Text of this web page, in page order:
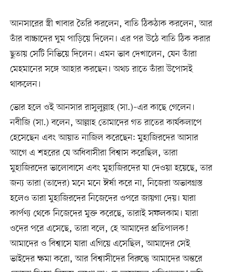
আনসারের স্ত্রী খাবার তৈরি করলেন, বাতি ঠিকঠাক করলেন, আর
তাঁর বাচ্চাদের ঘুম পাড়িয়ে দিলেন। এর পর উঠে বাতি ঠিক করার
ছুতায় সেটি নিভিয়ে দিলেন। এমন ভাব দেখালেন, যেন তাঁরা
মেহমানের সঙ্গে আহার করছেন। অথচ রাতে তাঁরা উপোসই
থাকলেন।
ভোর হলে ওই আনসার রাসুলুল্লাহ (সা.)–এর কাছে গেলেন।
নবীজি (সা.) বলেন, আল্লাহ তোমাদের গত রাতের কার্যকলাপে
হেসেছেন এবং আয়াত নাজিল করেছেন: মুহাজিরদের আসার
আগে এ শহরের যে অধিবাসীরা বিশ্বাস করেছিল, তারা
মুহাজিরদের ভালোবাসে এবং মুহাজিরদের যা দেওয়া হয়েছে, তার
জন্য তারা (তাদের) মনে মনে ঈর্ষা করে না, নিজেরা অভাবগ্রস্ত
হলেও তারা মুহাজিরদের নিজেদের ওপরে জায়গা দেয়। যারা
কার্পণ্য থেকে নিজেদের মুক্ত করেছে, তারাই সফলকাম। যারা
ওদের পরে এসেছে, তারা বলে, হে আমাদের প্রতিপালক!
আমাদের ও বিশ্বাসে যারা এগিয়ে এসেছিল, আমাদের সেই
ভাইদের ক্ষমা করো, আর বিশ্বাসীদের বিরুদ্ধে আমাদের অন্তরে